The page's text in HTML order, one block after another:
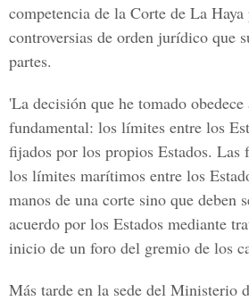
competencia de la Corte de La
controversias de orden jurídico que
partes.
'La decisión que he tomado
fundamental: los límites entre los
fijados por los propios Estados. Las
los límites marítimos entre los
manos de una corte sino que deben
acuerdo por los Estados mediante
inicio de un foro del gremio de los
Más tarde en la sede del Ministerio